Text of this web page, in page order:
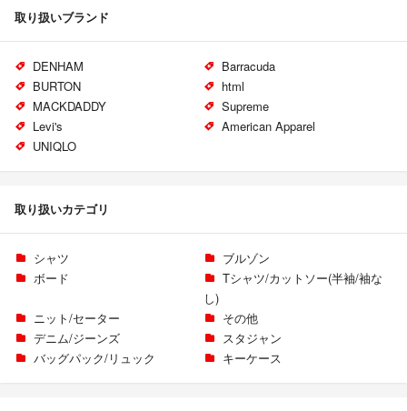
取り扱いブランド
DENHAM
Barracuda
BURTON
html
MACKDADDY
Supreme
Levi's
American Apparel
UNIQLO
取り扱いカテゴリ
シャツ
ブルゾン
ボード
Tシャツ/カットソー(半袖/袖な
し)
ニット/セーター
その他
デニム/ジーンズ
スタジャン
バッグパック/リュック
キーケース